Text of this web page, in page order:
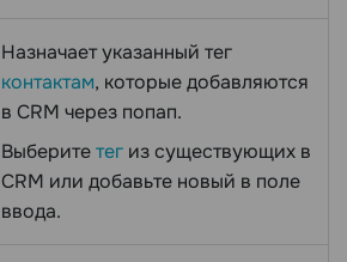
Назначает указанный тег
контактам, которые добавляются
в CRM через попап.
Выберитетег из существующих в
CRM или добавьте новый в поле
ввода.